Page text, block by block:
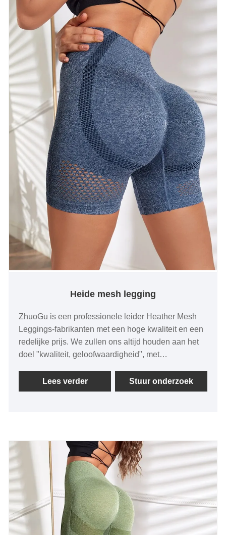
komen op bezoek, begeleiding en zakelijke
onderhandelingen.
Heide mesh legging
ZhuoGu is een professionele leider Heather Mesh
Leggings-fabrikanten met een hoge kwaliteit en een
redelijke prijs. We zullen ons altijd houden aan het
doel "kwaliteit, geloofwaardigheid", met
technische kracht, zullen hervormingen,
innovatiemechanismen blijven verdiepen,
zakelijke onderhandelingen. ZhuoGu Clothing Co.,
Ltd is al vele jaren gespecialiseerd in naadloze
kledingstukken.
Lees verder Stuur onderzoek